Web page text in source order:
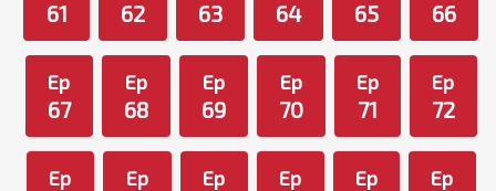
61 62 63 64 65 66
Ep
67
Ep
68
Ep
69
Ep
70
Ep
71
Ep
72
Ep Ep Ep Ep Ep Ep